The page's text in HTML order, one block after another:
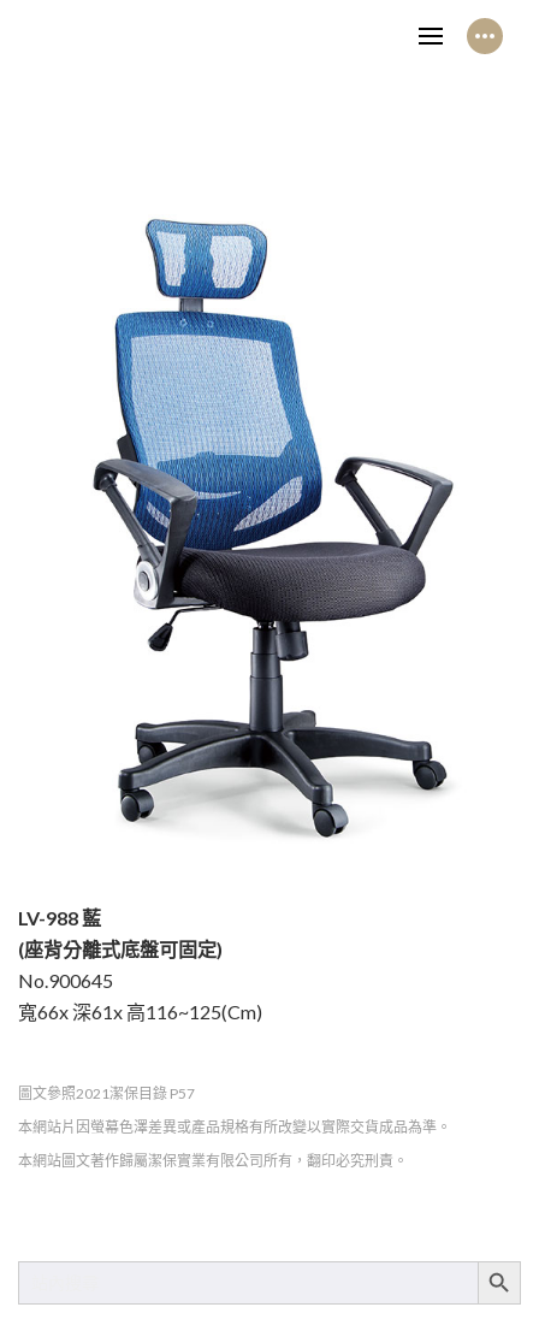
LV-988 藍
(座背分離式底盤可固定)
No.900645
寬66x 深61x 高116~125(Cm)
圖文參照2021潔保目錄 P57
本網站片因螢幕色澤差異或產品規格有所改變以實際交貨成品為準。
本網站圖文著作歸屬潔保實業有限公司所有，翻印必究刑責。
SEARCH
SEARCH